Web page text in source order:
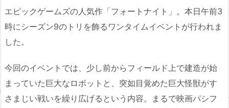
エピックゲームズの人気作「フォートナイト」。本日午前3
時にシーズン9のトリを飾るワンタイムイベントが行われま
した。
今回のイベントでは、少し前からフィールド上で建造が始
まっていた巨大なロボットと、突如目覚めた巨大怪獣がす
さまじい戦いを繰り広げるという内容。まるで映画パシフ